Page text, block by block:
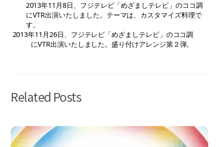
2013年11月8日、フジテレビ「めざましテレビ」のココ調
にVTR出演いたしました。テーマは、カスタマイズ料理で
す。
2013年11月26日、フジテレビ「めざましテレビ」のココ調
にVTR出演いたしました。盛り付けアレンジ第２弾。
Related Posts